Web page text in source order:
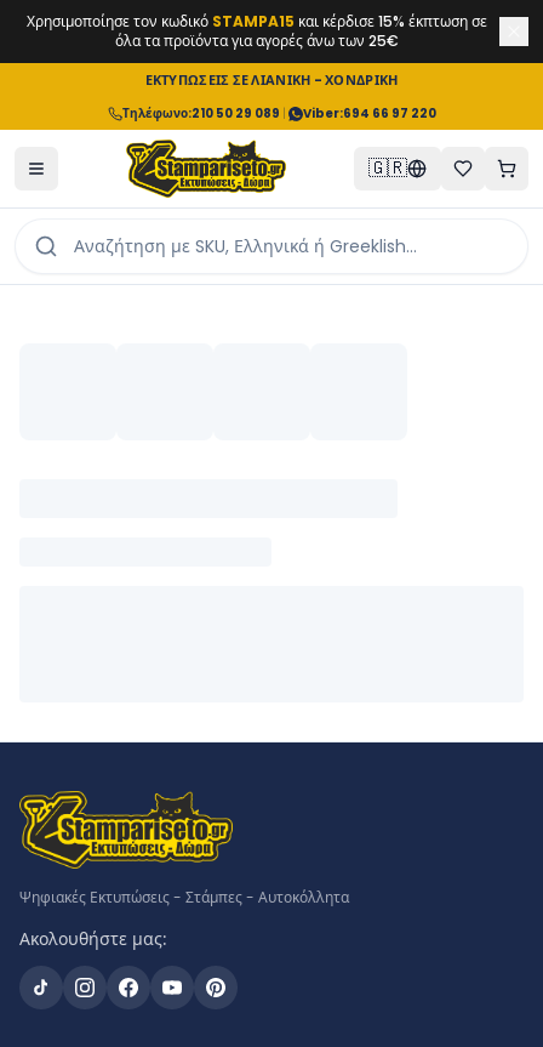
Χρησιμοποίησε τον κωδικό STAMPA15 και κέρδισε 15% έκπτωση σε
όλα τα προϊόντα για αγορές άνω των 25€
ΕΚΤΥΠΩΣΕΙΣ ΣΕ ΛΙΑΝΙΚΗ - ΧΟΝΔΡΙΚΗ
Τηλέφωνο:210 50 29 089 | Viber:694 66 97 220
🇬🇷
Ψηφιακές Εκτυπώσεις - Στάμπες - Αυτοκόλλητα
Ακολουθήστε μας: